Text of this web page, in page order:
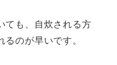
ても、自炊される方
のが早いです。